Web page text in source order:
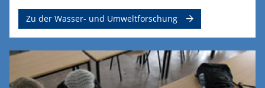
Zu der Wasser- und Umweltforschung